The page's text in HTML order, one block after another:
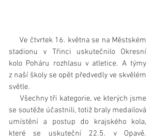
     Ve čtvrtek 16. května se na Městském
stadionu v Třinci uskutečnilo Okresní
kolo Poháru rozhlasu v atletice. A týmy
z naší školy se opět předvedly ve skvělém
světle.
se soutěže účastnili, totiž braly medailová
umístění a postup do krajského kola,
které se uskuteční 22.5. v Opavě.